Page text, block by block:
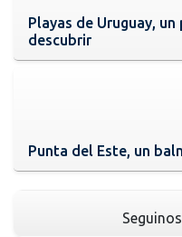
Playas de Uruguay,
descubrir
Punta del Este, un